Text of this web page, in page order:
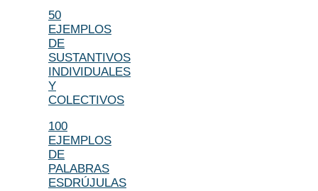
50
EJEMPLOS
DE
SUSTANTIVOS
INDIVIDUALES
Y
COLECTIVOS
100
EJEMPLOS
DE
PALABRAS
ESDRÚJULAS